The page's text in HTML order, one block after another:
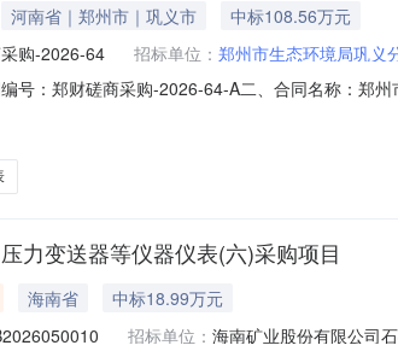
河南省｜郑州市｜巩义市
中标108.56万元
购-2026-64 招标单位： 郑州市生态环境局巩义
号：郑财磋商采购-2026-64-A二、合同名称：郑
有限公司企业规模：微型地址：河南自贸试验区
力变送器等仪器仪表(六)采购项目
海南省
中标18.99万元
招标单位： 海南矿业股份有限公司